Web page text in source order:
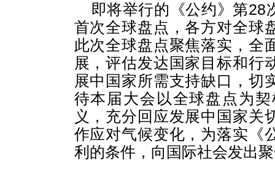
即将举行的《公约》第28
首次全球盘点，各方对全球
此次全球盘点聚焦落实，全
展，评估发达国家目标和行
展中国家所需支持缺口，切
待本届大会以全球盘点为
义，充分回应发展中国家关
作应对气候变化，为落实《
利的条件，向国际社会发出